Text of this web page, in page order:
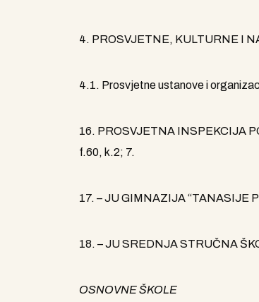
4. PROSVJETNE, KULTURNE I
4.1. Prosvjetne ustanove i
16. PROSVJETNA INSPEKCIJA
f.60, k.2; 7.
17. – JU GIMNAZIJA “TANASIJE
18. – JU SREDNJA STRUČNA
OSNOVNE ŠKOLE